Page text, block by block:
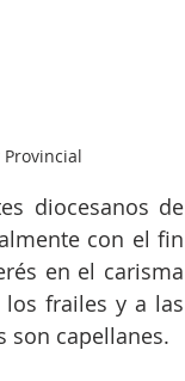
Provincial
diocesanos de
con el fin
en el carisma
frailes y a las
son capellanes.